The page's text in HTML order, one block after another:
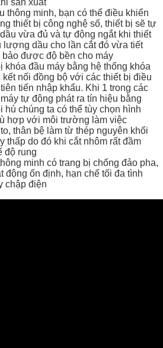
thông minh, bạn có thể điều khiển
thiết bị công nghệ số, thiết bị sẽ tự
vừa đủ và tự động ngắt khi thiết
lượng dầu cho lần cắt đó vừa tiết
bảo được độ bền cho máy
khóa đầu máy bằng hệ thống khóa
nối đồng bộ với các thiết bị điều
tiến nhập khẩu. Khi 1 trong các
tự động phát ra tín hiệu bằng
hú chúng ta có thể tùy chọn hình
hợp với môi trường làm việc
thân bệ làm từ thép nguyên khối
thấp do đó khi cắt nhôm rất đầm
độ rung
minh có trang bị chống đảo pha,
động ổn định, hạn chế tối đa tình
chập điện